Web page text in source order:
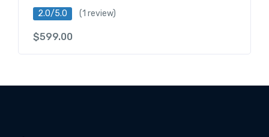
2.0/5.0 (1 review)
$599.00